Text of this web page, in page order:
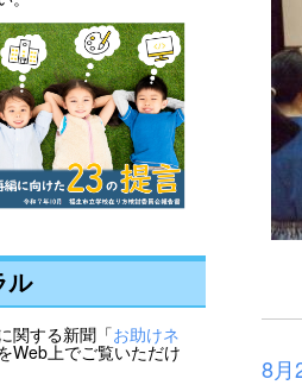
8月
ル
関する新聞「お助けネ
Web上でご覧いただけ